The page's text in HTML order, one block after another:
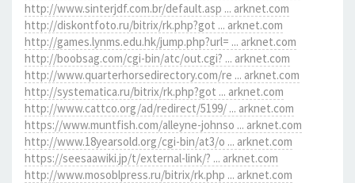
http://www.sinterjdf.com.br/default.asp ... arknet.com
http://diskontfoto.ru/bitrix/rk.php?got ... arknet.com
http://games.lynms.edu.hk/jump.php?url= ... arknet.com
http://boobsag.com/cgi-bin/atc/out.cgi? ... arknet.com
http://www.quarterhorsedirectory.com/re ... arknet.com
http://systematica.ru/bitrix/rk.php?got ... arknet.com
http://www.cattco.org/ad/redirect/5199/ ... arknet.com
https://www.muntfish.com/alleyne-johnso ... arknet.com
http://www.18yearsold.org/cgi-bin/at3/o ... arknet.com
https://seesaawiki.jp/t/external-link/? ... arknet.com
http://www.mosoblpress.ru/bitrix/rk.php ... arknet.com